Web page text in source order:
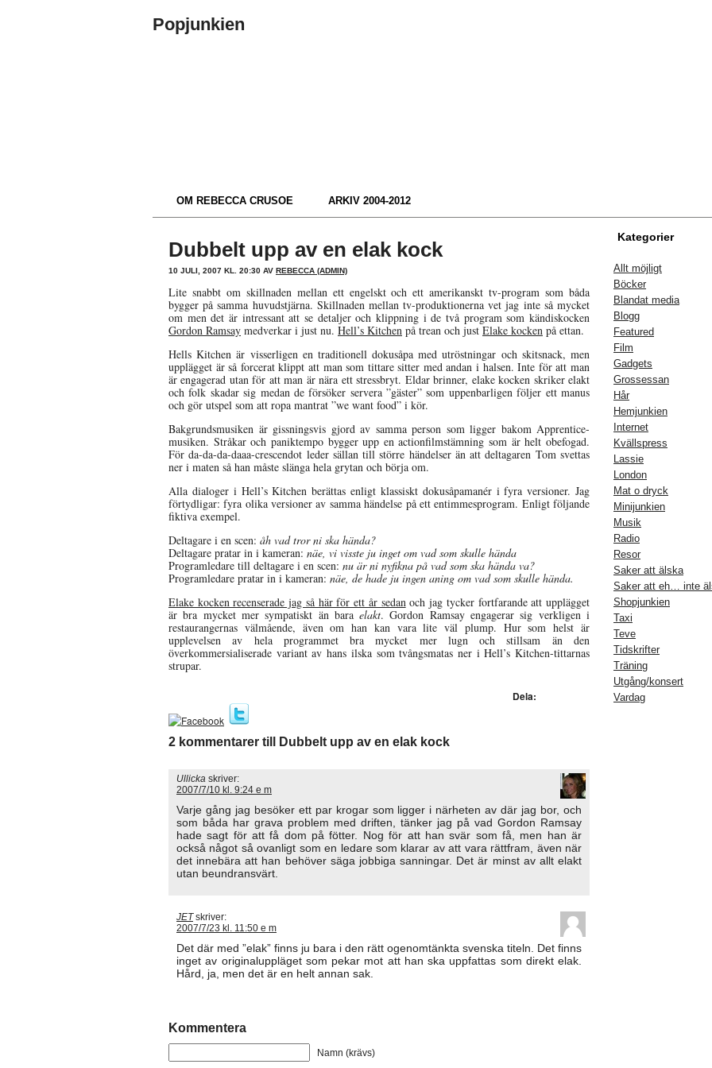
Popjunkien
OM REBECCA CRUSOE ARKIV 2004-2012
Dubbelt upp av en elak kock
10 JULI, 2007 KL. 20:30 AV REBECCA (ADMIN)
Lite snabbt om skillnaden mellan ett engelskt och ett amerikanskt tv-program som båda
bygger på samma huvudstjärna. Skillnaden mellan tv-produktionerna vet jag inte så mycket
om men det är intressant att se detaljer och klippning i de två program som kändiskocken
Gordon Ramsay medverkar i just nu. Hell’s Kitchen på trean och just Elake kocken på ettan.
Hells Kitchen är visserligen en traditionell dokusåpa med utröstningar och skitsnack, men
upplägget är så forcerat klippt att man som tittare sitter med andan i halsen. Inte för att man
är engagerad utan för att man är nära ett stressbryt. Eldar brinner, elake kocken skriker elakt
och folk skadar sig medan de försöker servera ”gäster” som uppenbarligen följer ett manus
och gör utspel som att ropa mantrat ”we want food” i kör.
Bakgrundsmusiken är gissningsvis gjord av samma person som ligger bakom Apprentice-
musiken. Stråkar och paniktempo bygger upp en actionfilmstämning som är helt obefogad.
För da-da-da-daaa-crescendot leder sällan till större händelser än att deltagaren Tom svettas
ner i maten så han måste slänga hela grytan och börja om.
Alla dialoger i Hell’s Kitchen berättas enligt klassiskt dokusåpamanér i fyra versioner. Jag
förtydligar: fyra olika versioner av samma händelse på ett entimmesprogram. Enligt följande
fiktiva exempel.
Deltagare i en scen: åh vad tror ni ska hända?
Deltagare pratar in i kameran: näe, vi visste ju inget om vad som skulle hända
Programledare till deltagare i en scen: nu är ni nyfikna på vad som ska hända va?
Programledare pratar in i kameran: näe, de hade ju ingen aning om vad som skulle hända.
Elake kocken recenserade jag så här för ett år sedan och jag tycker fortfarande att upplägget
är bra mycket mer sympatiskt än baraelakt. Gordon Ramsay engagerar sig verkligen i
restaurangernas välmående, även om han kan vara lite väl plump. Hur som helst är
upplevelsen av hela programmet bra mycket mer lugn och stillsam än den
överkommersialiserade variant av hans ilska som tvångsmatas ner i Hell’s Kitchen-tittarnas
strupar.
Dela:
2 kommentarer till Dubbelt upp av en elak kock
Ullicka skriver:
2007/7/10 kl. 9:24 e m
Varje gång jag besöker ett par krogar som ligger i närheten av där jag bor, och
som båda har grava problem med driften, tänker jag på vad Gordon Ramsay
hade sagt för att få dom på fötter. Nog för att han svär som få, men han är
också något så ovanligt som en ledare som klarar av att vara rättfram, även när
det innebära att han behöver säga jobbiga sanningar. Det är minst av allt elakt
utan beundransvärt.
JET skriver:
2007/7/23 kl. 11:50 e m
Det där med ”elak” finns ju bara i den rätt ogenomtänkta svenska titeln. Det finns
inget av originaluppläget som pekar mot att han ska uppfattas som direkt elak.
Hård, ja, men det är en helt annan sak.
Kommentera
Namn (krävs)
Kategorier
Allt möjligt
Böcker
Blandat media
Blogg
Featured
Film
Gadgets
Grossessan
Hår
Hemjunkien
Internet
Kvällspress
Lassie
London
Mat o dryck
Minijunkien
Musik
Radio
Resor
Saker att älska
Saker att eh… inte
Shopjunkien
Taxi
Teve
Tidskrifter
Träning
Utgång/konsert
Vardag